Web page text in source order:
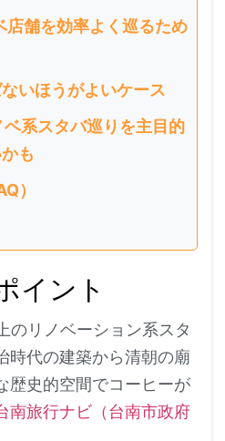
店舗を効率よく巡るため
いほうがよいケース
系スタバ巡りを主目的
も
）
イント
のリノベーション系スタ
時代の建築から清朝の廟
歴史的空間でコーヒーが
南旅行ナビ（台南市政府